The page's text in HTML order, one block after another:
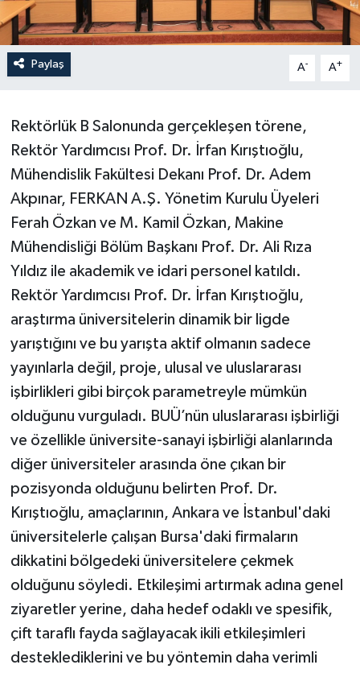
Paylaş A- A+
Rektörlük B Salonunda gerçekleşen törene,
Rektör Yardımcısı Prof. Dr. İrfan Kırıştıoğlu,
Mühendislik Fakültesi Dekanı Prof. Dr. Adem
Akpınar, FERKAN A.Ş. Yönetim Kurulu Üyeleri
Ferah Özkan ve M. Kamil Özkan, Makine
Mühendisliği Bölüm Başkanı Prof. Dr. Ali Rıza
Yıldız ile akademik ve idari personel katıldı.
Rektör Yardımcısı Prof. Dr. İrfan Kırıştıoğlu,
araştırma üniversitelerin dinamik bir ligde
yarıştığını ve bu yarışta aktif olmanın sadece
yayınlarla değil, proje, ulusal ve uluslararası
işbirlikleri gibi birçok parametreyle mümkün
olduğunu vurguladı. BUÜ’nün uluslararası işbirliği
ve özellikle üniversite-sanayi işbirliği alanlarında
diğer üniversiteler arasında öne çıkan bir
pozisyonda olduğunu belirten Prof. Dr.
Kırıştıoğlu, amaçlarının, Ankara ve İstanbul'daki
üniversitelerle çalışan Bursa'daki firmaların
dikkatini bölgedeki üniversitelere çekmek
olduğunu söyledi. Etkileşimi artırmak adına genel
ziyaretler yerine, daha hedef odaklı ve spesifik,
çift taraflı fayda sağlayacak ikili etkileşimleri
desteklediklerini ve bu yöntemin daha verimli